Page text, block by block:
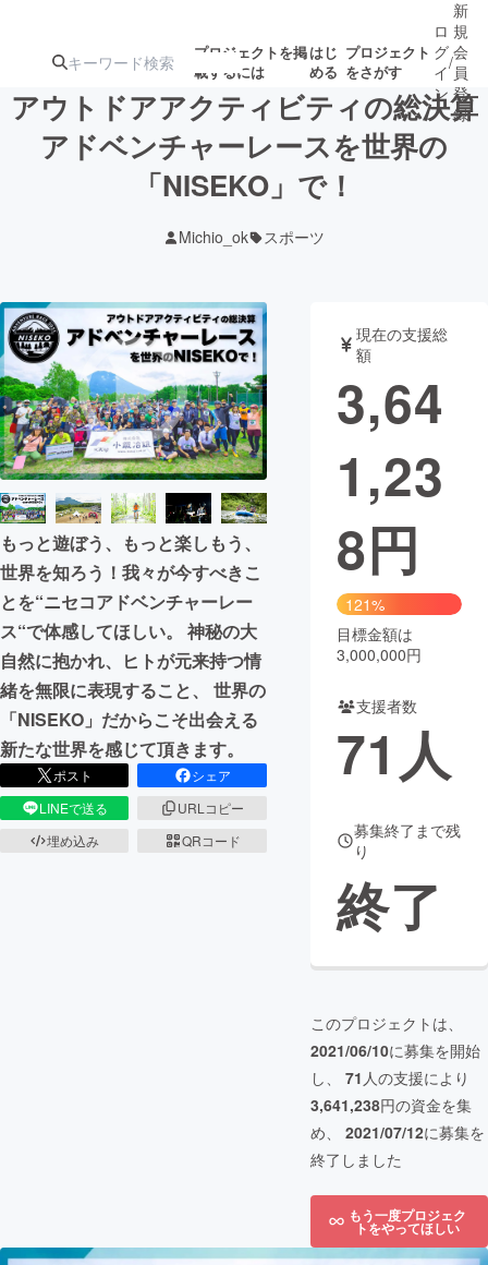
プロジェクトを掲
載するには
はじ
める
プロジェクト
をさがす
注目の新着プロ募集終了が近いプ
テクノロジー・ガジェット
映像・映画 書籍・雑誌
ビジネス・起業 チャレンジ
まちづくり・地域活性化
CAMPFIRE for Social Good
CAMPFIRE Creation
CAMPFIREふるさと納税machi-ya コミュニティ
ロ
グ
イ
ン
/
新
規
会
員
登
録
アウトドアアクティビティの総決算
アドベンチャーレースを世界の
「NISEKO」で！
Michio_ok スポーツ
もっと遊ぼう、もっと楽しもう、
世界を知ろう！我々が今すべきこ
とを“ニセコアドベンチャーレー
ス“で体感してほしい。 神秘の大
自然に抱かれ、ヒトが元来持つ情
緒を無限に表現すること、 世界の
「NISEKO」だからこそ出会える
新たな世界を感じて頂きます。
ポスト
シェア
LINEで送る
URLコピー
埋め込み
QRコード
現在の支援総
額
3,64
1,23
8円
121%
目標金額は
3,000,000円
支援者数
71 人
募集終了まで残
り
終了
このプロジェクトは、
2021/06/10に募集を開始
し、 71 人の支援により
3,641,238円の資金を集
め、 2021/07/12に募集を
終了しました
もう一度プロジェク
トをやってほしい